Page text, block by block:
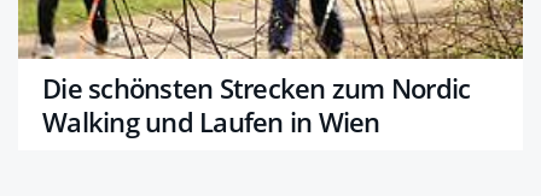
Die schönsten Strecken zum Nordic
Walking und Laufen in Wien